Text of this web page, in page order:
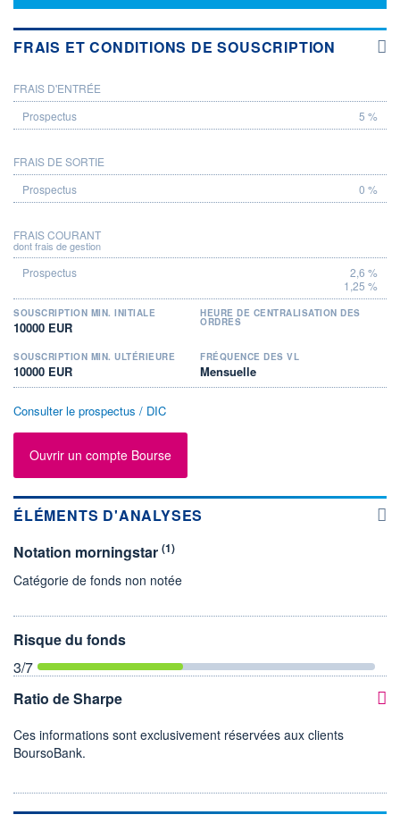
FRAIS ET CONDITIONS DE SOUSCRIPTION
PROSPECTUS
FRAIS D'ENTRÉE
5 %
FRAIS DE SORTIE
0 %
FRAIS COURANT
dont frais de gestion
2,6 %
1,25 %
SOUSCRIPTION MIN. INITIALE
10000 EUR
HEURE DE CENTRALISATION DES
ORDRES
SOUSCRIPTION MIN. ULTÉRIEURE
10000 EUR
FRÉQUENCE DES VL
Mensuelle
Consulter le prospectus / DIC
Ouvrir un compte Bourse
ÉLÉMENTS D'ANALYSES
Notation morningstar (1)
Catégorie de fonds non notée
Risque du fonds
3/7
Ratio de Sharpe
Ces informations sont exclusivement réservées aux clients
BoursoBank.